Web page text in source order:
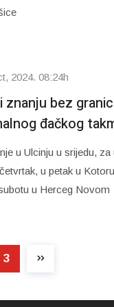
2024. 08:24h
znanju bez
đačkog
u Ulcinju u srijedu,
u petak u
u Herceg Novom
3